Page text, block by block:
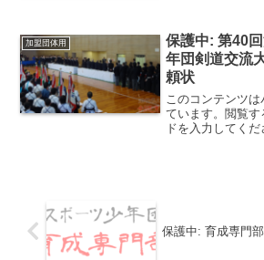
加盟団体用
保護中: 第40
年団剣道交流
頼状
このコンテンツ
ています。閲覧
ドを入力してく
保護中: 育成専門